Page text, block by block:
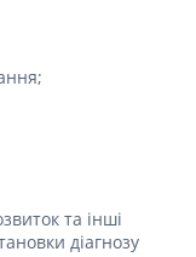
та інші
діагнозу